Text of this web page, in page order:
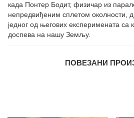
када Понтер Бодит, физичар из
непредвиђеним сплетом околности,
једног од његових експеримената са
доспева на нашу Земљу.
ПОВЕЗАНИ